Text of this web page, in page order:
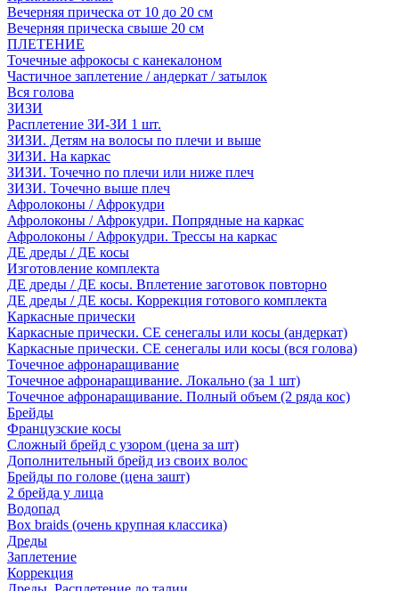
Вечерняя прическа от 10 до 20 см
Вечерняя прическа свыше 20 см
ПЛЕТЕНИЕ
Точечные афрокосы с канекалоном
Частичное заплетение / андеркат / затылок
Вся голова
ЗИЗИ
Расплетение ЗИ-ЗИ 1 шт.
ЗИЗИ. Детям на волосы по плечи и выше
ЗИЗИ. На каркас
ЗИЗИ. Точечно по плечи или ниже плеч
ЗИЗИ. Точечно выше плеч
Афролоконы / Афрокудри
Афролоконы / Афрокудри. Попрядные на каркас
Афролоконы / Афрокудри. Трессы на каркас
ДЕ дреды / ДЕ косы
Изготовление комплекта
ДЕ дреды / ДЕ косы. Вплетение заготовок повторно
ДЕ дреды / ДЕ косы. Коррекция готового комплекта
Каркасные прически
Каркасные прически. СЕ сенегалы или косы (андеркат)
Каркасные прически. СЕ сенегалы или косы (вся голова)
Точечное афронаращивание
Точечное афронаращивание. Локально (за 1 шт)
Точечное афронаращивание. Полный объем (2 ряда кос)
Брейды
Французские косы
Сложный брейд с узором (цена за шт)
Дополнительный брейд из своих волос
Брейды по голове (цена зашт)
2 брейда у лица
Водопад
Box braids (очень крупная классика)
Дреды
Заплетение
Коррекция